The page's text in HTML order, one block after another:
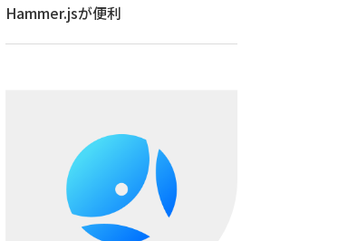
Hammer.jsが便利